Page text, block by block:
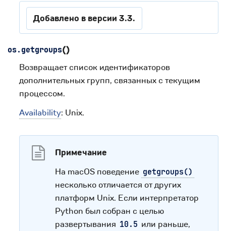
Добавлено в версии 3.3.
os. getgroups()
Возвращает список идентификаторов
дополнительных групп, связанных с текущим
процессом.
Availability: Unix.
Примечание
На macOS поведение getgroups()
несколько отличается от других
платформ Unix. Если интерпретатор
Python был собран с целью
развертывания 10.5 или раньше,